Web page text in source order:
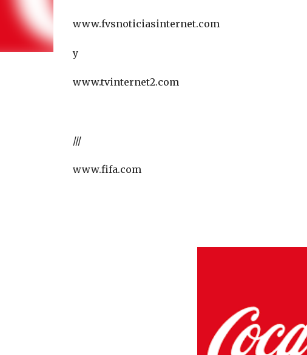
www.fvsnoticiasinternet.com
y
www.tvinternet2.com
///
www.fifa.com